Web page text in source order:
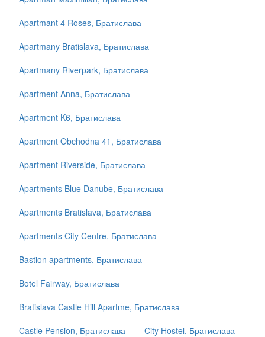
Apartmant 4 Roses, Братислава
Apartmany Bratislava, Братислава
Apartmany Riverpark, Братислава
Apartment Anna, Братислава
Apartment K6, Братислава
Apartment Obchodna 41, Братислава
Apartment Riverside, Братислава
Apartments Blue Danube, Братислава
Apartments Bratislava, Братислава
Apartments City Centre, Братислава
Bastion apartments, Братислава
Botel Fairway, Братислава
Bratislava Castle Hill Apartme, Братислава
Castle Pension, Братислава
City Hostel, Братислава